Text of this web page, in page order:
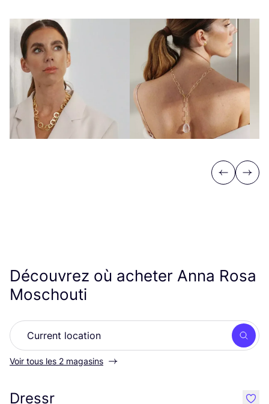
Previous
Next
Découvrez où acheter Anna Rosa
Moschouti
Voir tous les 2 magasins
Dressr